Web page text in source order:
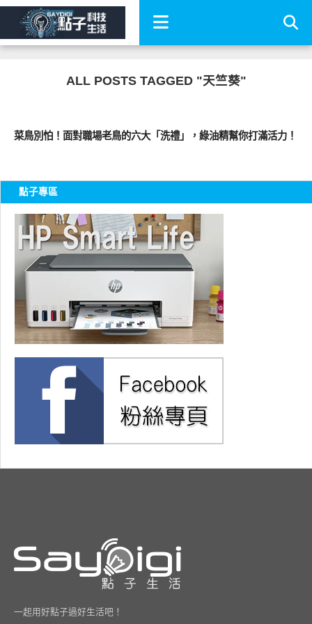
ALL POSTS TAGGED "天竺葵"
菜鳥別怕！面對職場老鳥的六大「洗禮」，綠油精幫你打滿活力！
點子專區
一起用好點子過好生活吧！